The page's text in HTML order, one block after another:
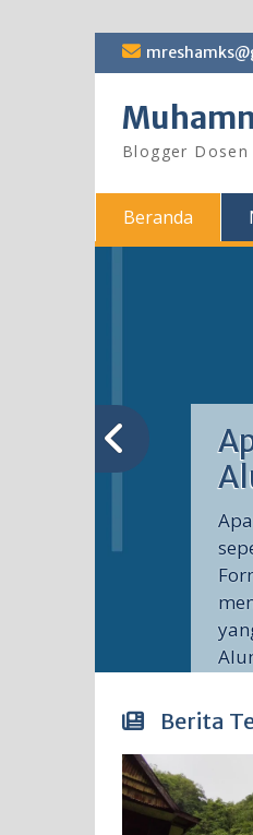
Skip
Blogger
Beranda
Berita